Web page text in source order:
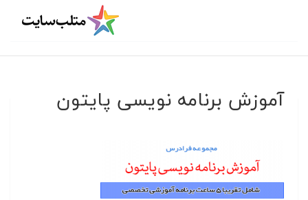
آموزش برنامه نویسی پایتون